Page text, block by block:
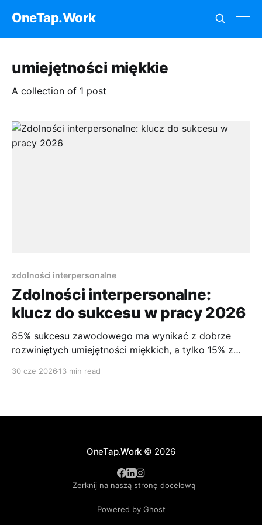
OneTap.Work
umiejętności miękkie
A collection of 1 post
zdolności interpersonalne
Zdolności interpersonalne:
klucz do sukcesu w pracy 2026
85% sukcesu zawodowego ma wynikać z dobrze
rozwiniętych umiejętności miękkich, a tylko 15% z
30 cze 2026 13 min read
OneTap.Work © 2026
Zerknij na naszą stronę docelową
Powered by Ghost